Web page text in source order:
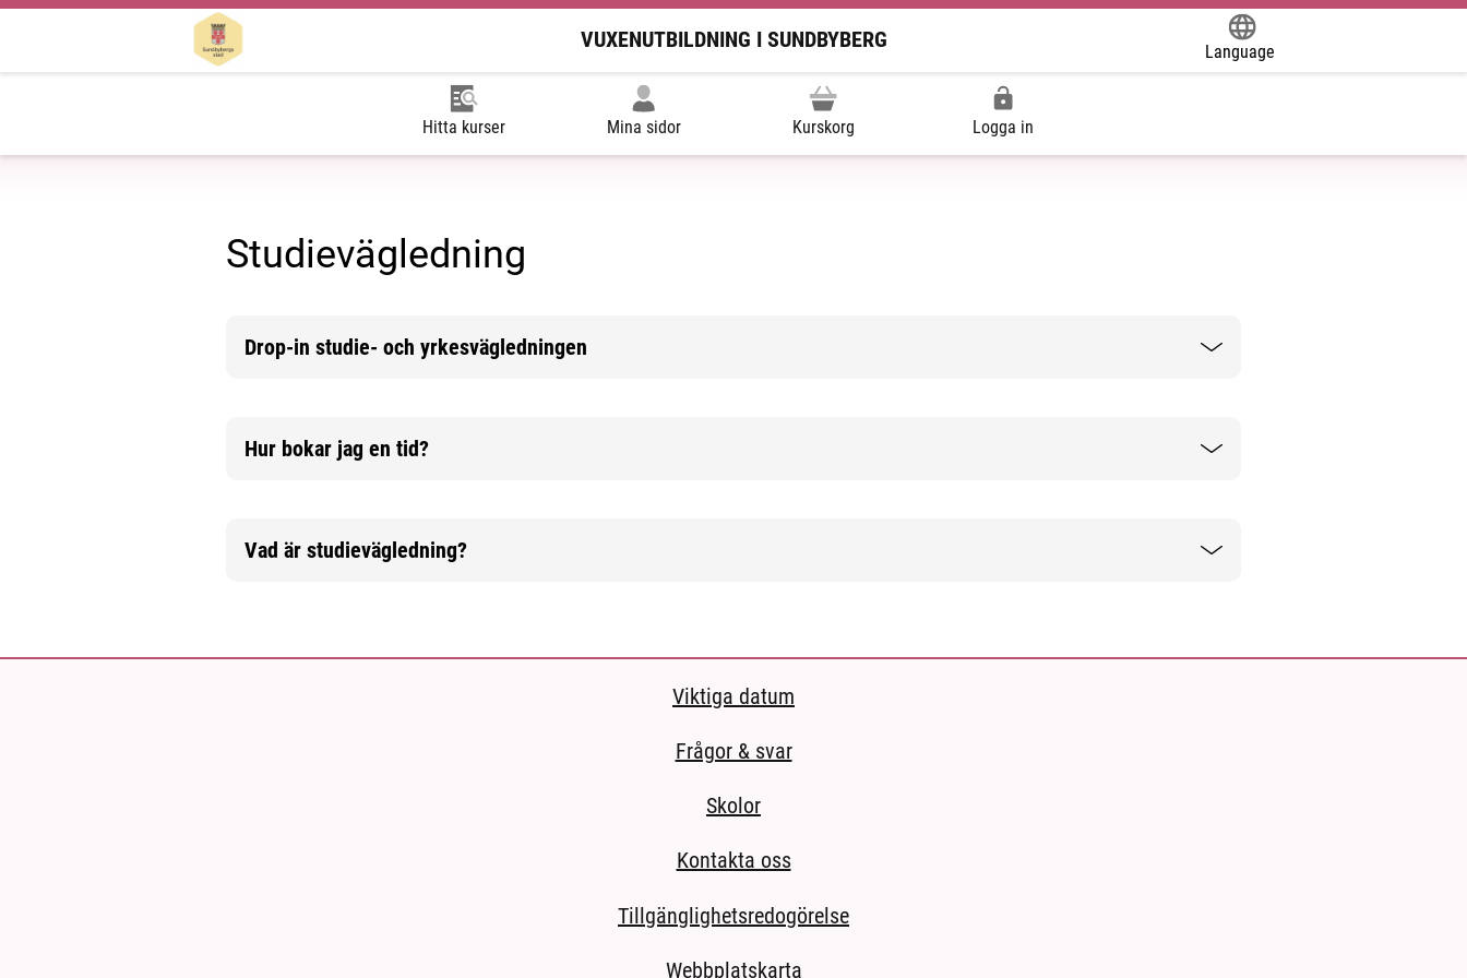
VUXENUTBILDNING I SUNDBYBERG
Language
Hitta kurser Mina sidor Kurskorg Logga in
Studievägledning
Drop-in studie- och yrkesvägledningen
Mer information
Hur bokar jag en tid?
Mer information
Vad är studievägledning?
Mer information
Viktiga datum
Frågor & svar
Skolor
Kontakta oss
Tillgänglighetsredogörelse
Webbplatskarta